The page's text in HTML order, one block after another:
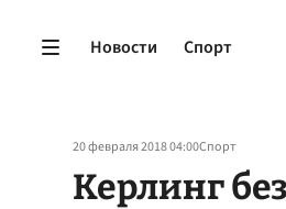
Новости Спорт
20 февраля 2018 04:00Спорт
Керлинг